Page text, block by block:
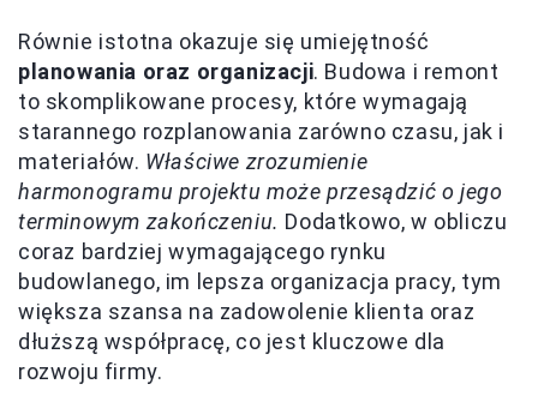
Równie istotna okazuje się umiejętność
planowania oraz organizacji. Budowa i remont
to skomplikowane procesy, które wymagają
starannego rozplanowania zarówno czasu, jak i
materiałów. Właściwe zrozumienie
harmonogramu projektu może przesądzić o jego
terminowym zakończeniu. Dodatkowo, w obliczu
coraz bardziej wymagającego rynku
budowlanego, im lepsza organizacja pracy, tym
większa szansa na zadowolenie klienta oraz
dłuższą współpracę, co jest kluczowe dla
rozwoju firmy.